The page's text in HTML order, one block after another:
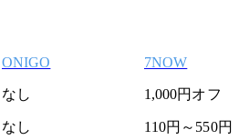
ONIGO 7NOW
なし 1,000円オフ
なし
110円～550円